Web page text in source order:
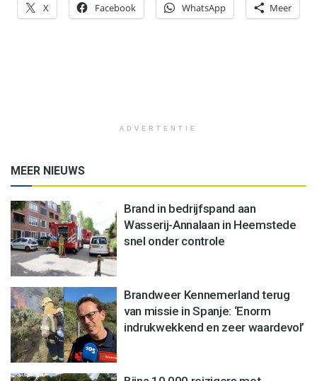
X Facebook WhatsApp Meer
ADVERTENTIE
MEER NIEUWS
Brand in bedrijfspand aan
Wasserij-Annalaan in Heemstede
snel onder controle
Brandweer Kennemerland terug
van missie in Spanje: ‘Enorm
indrukwekkend en zeer waardevol’